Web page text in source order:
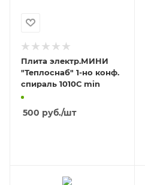
Плита электр.МИНИ
"Теплоснаб" 1-но конф.
спираль 1010С min
500 руб./шт